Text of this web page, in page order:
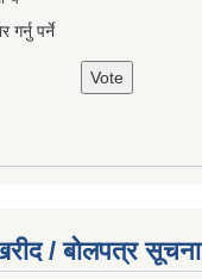
गर्नु पर्ने
/ बोलपत्र सूचना